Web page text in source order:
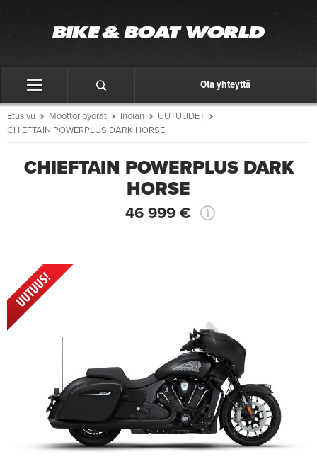
Ota yhteyttä
Etusivu Moottoripyörät Indian
UUTUUDET
CHIEFTAIN POWERPLUS DARK HORSE
CHIEFTAIN POWERPLUS DARK
HORSE
46 999 €